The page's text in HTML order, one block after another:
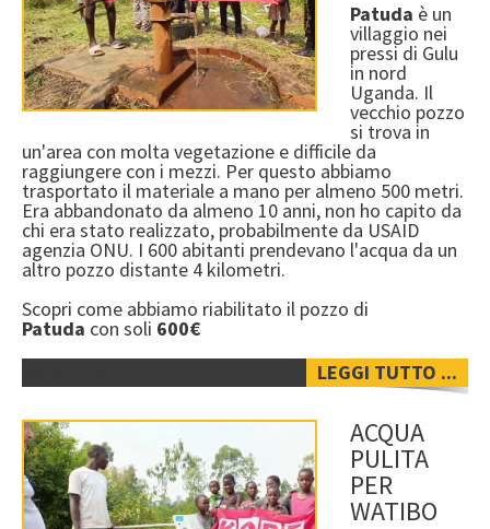
Patuda è un
villaggio nei
pressi di Gulu
in nord
Uganda. Il
vecchio pozzo
si trova in
un'area con molta vegetazione e difficile da
raggiungere con i mezzi. Per questo abbiamo
trasportato il materiale a mano per almeno 500 metri.
Era abbandonato da almeno 10 anni, non ho capito da
chi era stato realizzato, probabilmente da USAID
agenzia ONU. I 600 abitanti prendevano l'acqua da un
altro pozzo distante 4 kilometri.
Scopri come abbiamo riabilitato il pozzo di
Patuda con soli 600€
LEGGI TUTTO ...
ACQUA
PULITA
PER
WATIBO